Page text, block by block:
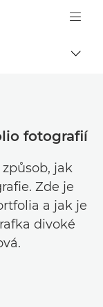
Logo, back to
fotografií
jak
Zde je
a jak je
divoké